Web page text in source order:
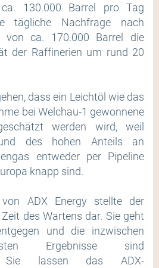
130.000 Barrel pro Tag
tägliche Nachfrage nach
von ca. 170.000 Barrel die
der Raffinerien um rund 20
dass ein Leichtöl wie das
bei Welchau-1 gewonnene
werden wird, weil
des hohen Anteils an
entweder per Pipeline
knapp sind.
ADX Energy stellte der
des Wartens dar. Sie geht
und die inzwischen
Ergebnisse sind
Sie lassen das ADX-